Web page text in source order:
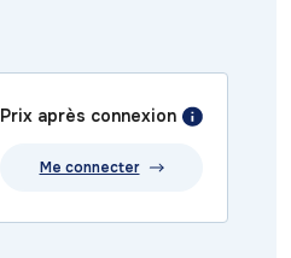
Prix après connexion
Me connecter